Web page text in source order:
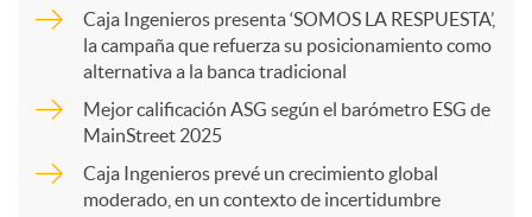
a
r
t
Caja Ingenieros presenta ‘SOMOS LA RESPUESTA’,
la campaña que refuerza su posicionamiento como
alternativa a la banca tradicional
Mejor calificación ASG según el barómetro ESG de
MainStreet 2025
Caja Ingenieros prevé un crecimiento global
moderado, en un contexto de incertidumbre